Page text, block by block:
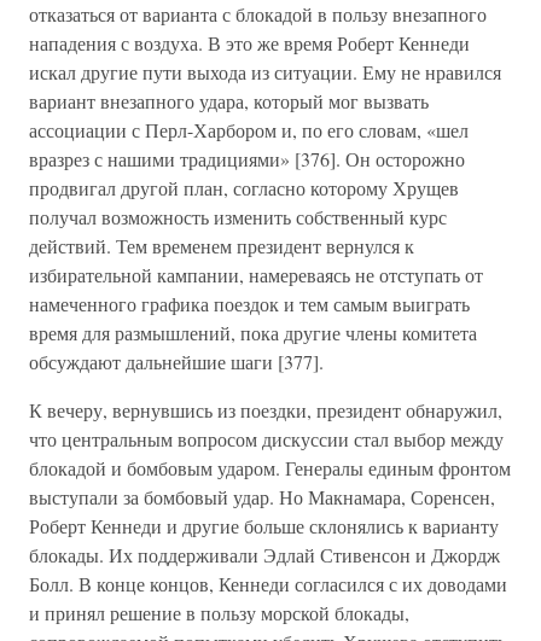
отказаться от варианта с блокадой в пользу внезапного
нападения с воздуха. В это же время Роберт Кеннеди
искал другие пути выхода из ситуации. Ему не нравился
вариант внезапного удара, который мог вызвать
ассоциации с Перл-Харбором и, по его словам, «шел
вразрез с нашими традициями» [376]. Он осторожно
продвигал другой план, согласно которому Хрущев
получал возможность изменить собственный курс
действий. Тем временем президент вернулся к
избирательной кампании, намереваясь не отступать от
намеченного графика поездок и тем самым выиграть
время для размышлений, пока другие члены комитета
обсуждают дальнейшие шаги [377].
К вечеру, вернувшись из поездки, президент обнаружил,
что центральным вопросом дискуссии стал выбор между
блокадой и бомбовым ударом. Генералы единым фронтом
выступали за бомбовый удар. Но Макнамара, Соренсен,
Роберт Кеннеди и другие больше склонялись к варианту
блокады. Их поддерживали Эдлай Стивенсон и Джордж
Болл. В конце концов, Кеннеди согласился с их доводами
и принял решение в пользу морской блокады,